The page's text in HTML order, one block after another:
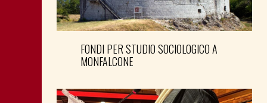
FONDI PER STUDIO SOCIOLOGICO A
MONFALCONE